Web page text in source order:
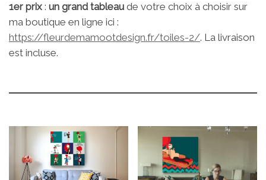
1er prix : un grand tableau de votre choix à choisir sur
ma boutique en ligne ici :
https://fleurdemamootdesign.fr/toiles-2/. La livraison
est incluse.